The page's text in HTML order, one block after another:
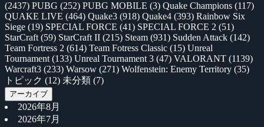
(2437) PUBG (252) PUBG MOBILE (3) Quake Champions (117)
QUAKE LIVE (464) Quake3 (918) Quake4 (393) Rainbow Six
Siege (19) SPECIAL FORCE (41) SPECIAL FORCE 2 (51)
StarCraft (59) StarCraft II (215) Steam (931) Sudden Attack (142)
Team Fortress 2 (614) Team Fotress Classic (15) Unreal
Tournament (133) Unreal Tournament 3 (47) VALORANT (1139)
Warcraft3 (233) Warsow (271) Wolfenstein: Enemy Territory (35)
トピック (12) 未分類 (7)
アーカイブ
2026年8月
2026年7月